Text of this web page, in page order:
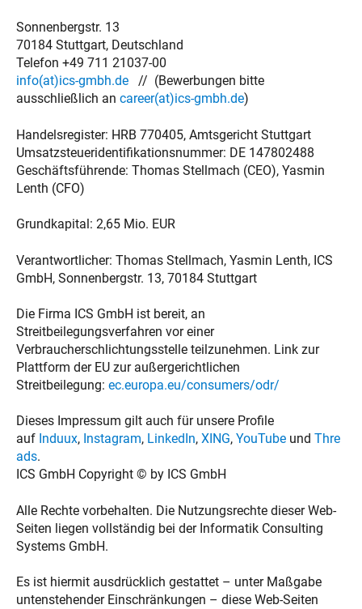
Sonnenbergstr. 13
70184 Stuttgart, Deutschland
Telefon +49 711 21037-00
info(at)ics-gmbh.de
// (Bewerbungen bitte
ausschließlich an career(at)ics-gmbh.de)
Handelsregister: HRB 770405, Amtsgericht Stuttgart
Umsatzsteueridentifikationsnummer: DE 147802488
Geschäftsführende: Thomas Stellmach (CEO), Yasmin
Lenth (CFO)
Grundkapital: 2,65 Mio. EUR
Verantwortlicher: Thomas Stellmach, Yasmin Lenth, ICS
GmbH, Sonnenbergstr. 13, 70184 Stuttgart
Die Firma ICS GmbH ist bereit, an
Streitbeilegungsverfahren vor einer
Verbraucherschlichtungsstelle teilzunehmen. Link zur
Plattform der EU zur außergerichtlichen
Streitbeilegung: ec.europa.eu/consumers/odr/
Dieses Impressum gilt auch für unsere Profile
auf Induux, Instagram, LinkedIn, XING, YouTube und Thre
ads.
ICS GmbH Copyright © by ICS GmbH
Alle Rechte vorbehalten. Die Nutzungsrechte dieser Web-
Seiten liegen vollständig bei der Informatik Consulting
Systems GmbH.
Es ist hiermit ausdrücklich gestattet – unter Maßgabe
untenstehender Einschränkungen – diese Web-Seiten